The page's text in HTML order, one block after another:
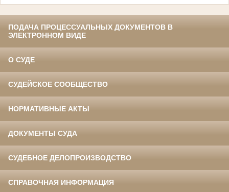
ПОДАЧА ПРОЦЕССУАЛЬНЫХ ДОКУМЕНТОВ В
ЭЛЕКТРОННОМ ВИДЕ
О СУДЕ
СУДЕЙСКОЕ СООБЩЕСТВО
НОРМАТИВНЫЕ АКТЫ
ДОКУМЕНТЫ СУДА
СУДЕБНОЕ ДЕЛОПРОИЗВОДСТВО
СПРАВОЧНАЯ ИНФОРМАЦИЯ